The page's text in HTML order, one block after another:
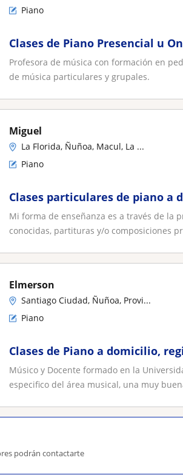
Piano
Clases de Piano Presencial u
Profesora de música con formación en
de música particulares y grupales.
Miguel
La Florida, Ñuñoa, Macul, La ...
Piano
Clases particulares de piano a
Mi forma de enseñanza es a través de la
conocidas, partituras y/o composiciones
Elmerson
Santiago Ciudad, Ñuñoa, Provi...
Piano
Clases de Piano a domicilio,
Músico y Docente formado en la
especifico del área musical, una muy
podrán contactarte